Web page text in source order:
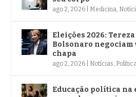
ago 2, 2026 Medicina,
Eleições 2026:
Bolsonaro negociam
chapa
ago 2, 2026 Notícias,
Educação política na